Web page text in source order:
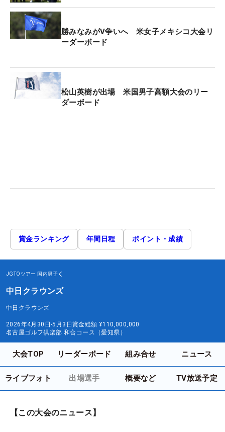
勝みなみがV争いへ 米女子メキシコ大会リ
ーダーボード
松山英樹が出場 米国男子高額大会のリー
ダーボード
賞金ランキング 年間日程 ポイント・成績
JGTOツアー 国内男子
中日クラウンズ
中日クラウンズ
2026年4月30日-5月3日賞金総額 ¥110,000,000
名古屋ゴルフ倶楽部 和合コース（愛知県）
大会TOP リーダーボード 組み合せ ニュース
ライブフォト 出場選手 概要など TV放送予定
【この大会のニュース】